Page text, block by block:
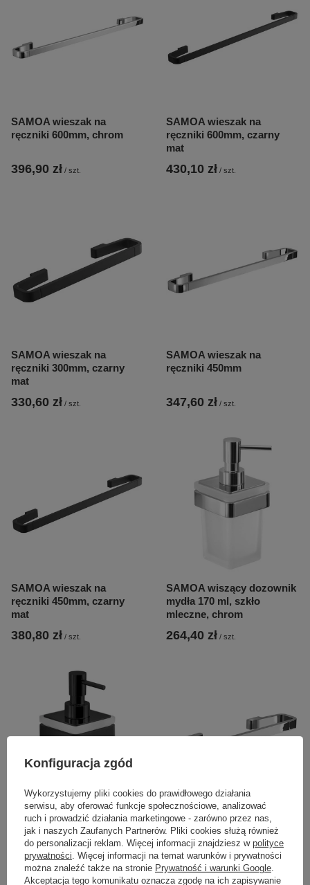
SAMOA wieszak na
ręczniki 600mm, chrom
396,90 zł / szt.
SAMOA wieszak na
ręczniki 600mm, czarny
mat
430,10 zł / szt.
SAMOA wieszak na
ręczniki 300mm, czarny
mat
330,60 zł / szt.
SAMOA wieszak na
ręczniki 450mm
347,60 zł / szt.
SAMOA wieszak na
ręczniki 450mm, czarny
mat
380,80 zł / szt.
SAMOA wiszący dozownik
mydła 170 ml, szkło
mleczne, chrom
264,40 zł / szt.
SAMOA wiszący dozownik
mydła 170ml, szkło
mleczne, czarny mat
297,50 zł / szt.
SAMOA wieszak na
ręczniki 300mm, chrom
244,95 zł / szt.
Konfiguracja zgód
Wykorzystujemy pliki cookies do prawidłowego działania
serwisu, aby oferować funkcje społecznościowe, analizować
ruch i prowadzić działania marketingowe - zarówno przez nas,
jak i naszych Zaufanych Partnerów. Pliki cookies służą również
do personalizacji reklam. Więcej informacji znajdziesz w polityce
prywatności . Więcej informacji na temat warunków i prywatności
można znaleźć także na stronie Prywatność i warunki Google
Akceptacja tego komunikatu oznacza zgodę na ich zapisywanie